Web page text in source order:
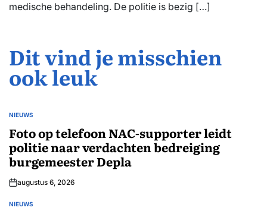
medische behandeling. De politie is bezig […]
Dit vind je misschien
ook leuk
GEPLAATST
NIEUWS
Foto op telefoon NAC-supporter leidt
politie naar verdachten bedreiging
burgemeester Depla
augustus 6, 2026
GEPLAATST
NIEUWS